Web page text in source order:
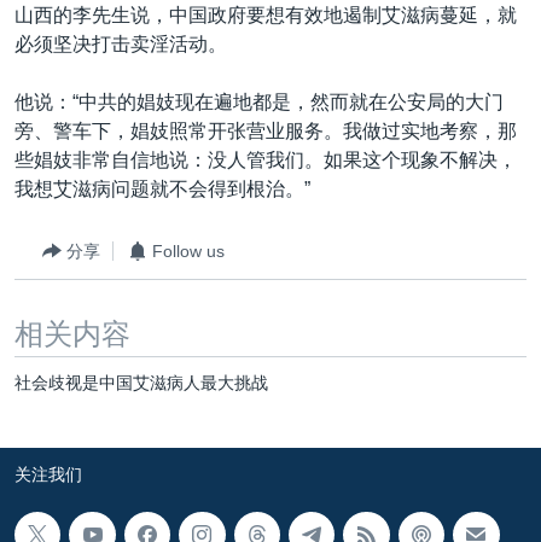
山西的李先生说，中国政府要想有效地遏制艾滋病蔓延，就
必须坚决打击卖淫活动。
他说：“中共的娼妓现在遍地都是，然而就在公安局的大门
旁、警车下，娼妓照常开张营业服务。我做过实地考察，那
些娼妓非常自信地说：没人管我们。如果这个现象不解决，
我想艾滋病问题就不会得到根治。”
分享 Follow us
相关内容
社会歧视是中国艾滋病人最大挑战
关注我们